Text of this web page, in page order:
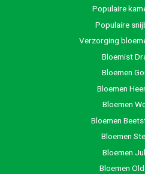
Populaire
Populaire
Verzorging
Bloemist
Bloemen
Bloemen
Bloemen
Bloemen
Bloemen
Bloemen
Bloemen